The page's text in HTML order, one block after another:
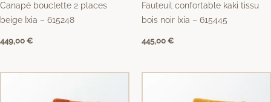
Canapé bouclette 2 places
beige Ixia – 615248
449,00 €
Fauteuil confortable kaki tissu
bois noir Ixia – 615445
445,00 €